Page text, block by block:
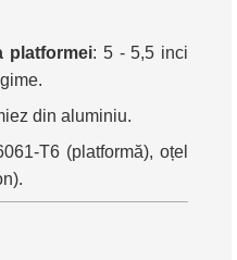
platformei: 5 - 5,5 inci
din aluminiu.
T6 (platformă), oțel